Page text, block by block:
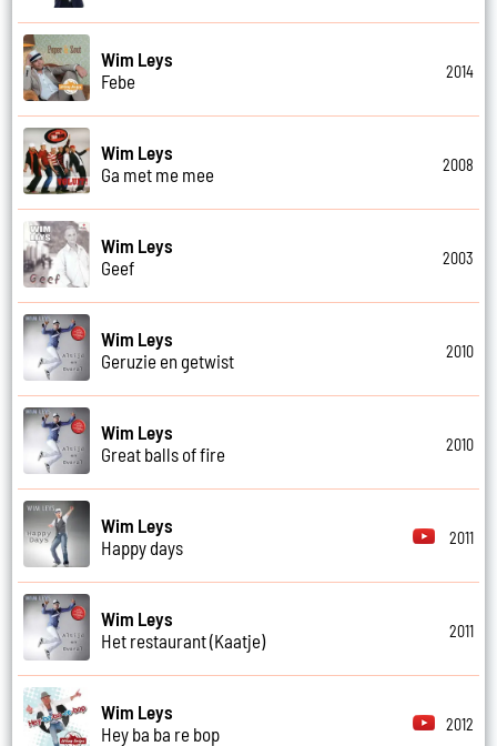
Wim Leys
Febe
2014
Wim Leys
Ga met me mee
2008
Wim Leys
Geef
2003
Wim Leys
Geruzie en getwist
2010
Wim Leys
Great balls of fire
2010
Wim Leys
Happy days
2011
Wim Leys
Het restaurant (Kaatje)
2011
Wim Leys
Hey ba ba re bop
2012